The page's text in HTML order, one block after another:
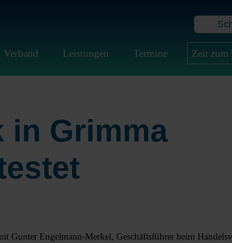
Verband Leistungen Termine Zeit zum
in Grimma
Gunter Engelmann-Merkel, Geschäftsführer beim